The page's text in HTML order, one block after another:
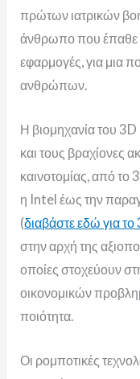
πρώτων ιατρικών
άνθρωπο που έπαθε
εφαρμογές, για μια
ανθρώπων.
Η βιομηχανία του
και τους βραχίονες
καινοτομίας, από
η Intel έως την
(διαβάστε εδώ για
στην αρχή της
οποίες στοχεύουν
οικονομικών
ποιότητα.
Οι ρομποτικές